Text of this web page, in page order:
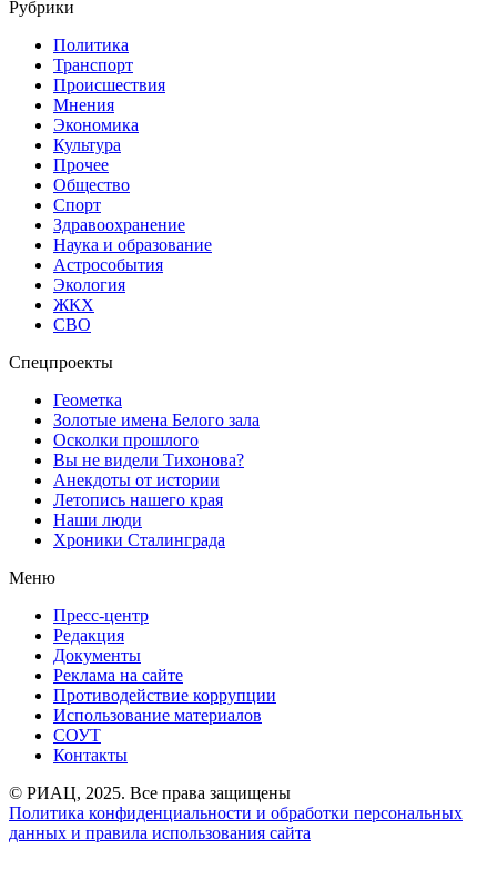
Рубрики
Политика
Транспорт
Происшествия
Мнения
Экономика
Культура
Прочее
Общество
Спорт
Здравоохранение
Наука и образование
Астрособытия
Экология
ЖКХ
СВО
Спецпроекты
Геометка
Золотые имена Белого зала
Осколки прошлого
Вы не видели Тихонова?
Анекдоты от истории
Летопись нашего края
Наши люди
Хроники Сталинграда
Меню
Пресс-центр
Редакция
Документы
Реклама на сайте
Противодействие коррупции
Использование материалов
СОУТ
Контакты
© РИАЦ, 2025. Все права защищены
Политика конфиденциальности и обработки персональных
данных и правила использования сайта